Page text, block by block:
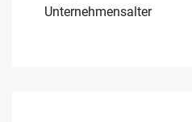
Unternehmensalter